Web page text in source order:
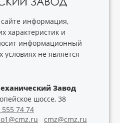
информация,
характеристик и
информационный
не является
Завод
шоссе, 38
555 74 74
cmz@cmz.ru